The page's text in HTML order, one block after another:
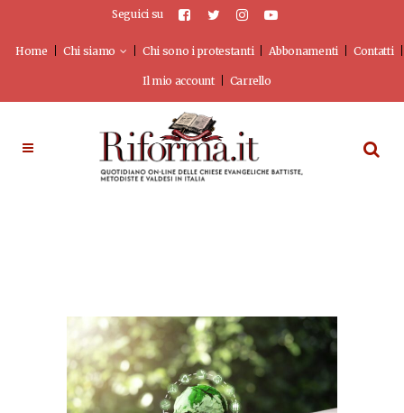
Seguici su
Home Chi siamo Chi sono i protestanti Abbonamenti Contatti
Il mio account Carrello